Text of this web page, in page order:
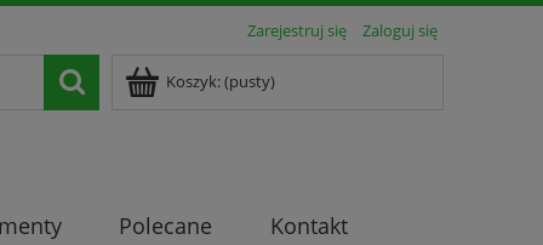
Zarejestruj się Zaloguj się
Koszyk:(pusty)
Polecane Kontakt